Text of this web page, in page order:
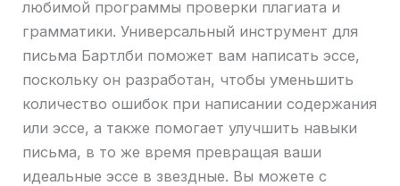
любимой программы проверки плагиата и
грамматики. Универсальный инструмент для
письма Бартлби поможет вам написать эссе,
поскольку он разработан, чтобы уменьшить
количество ошибок при написании содержания
или эссе, а также помогает улучшить навыки
письма, в то же время превращая ваши
идеальные эссе в звездные. Вы можете с